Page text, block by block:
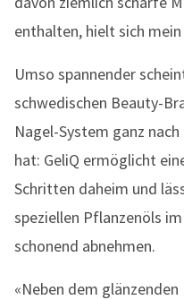
enthalten, hielt sich
Umso spannender
schwedischen Beauty-
Nagel-System ganz
hat: GeliQ ermöglicht
Schritten daheim und
speziellen Pflanzenöls
schonend abnehmen.
«Neben dem